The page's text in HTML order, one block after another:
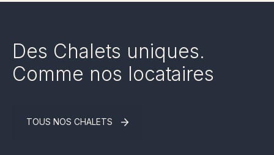
Des Chalets uniques.
Comme nos locataires
TOUS NOS CHALETS